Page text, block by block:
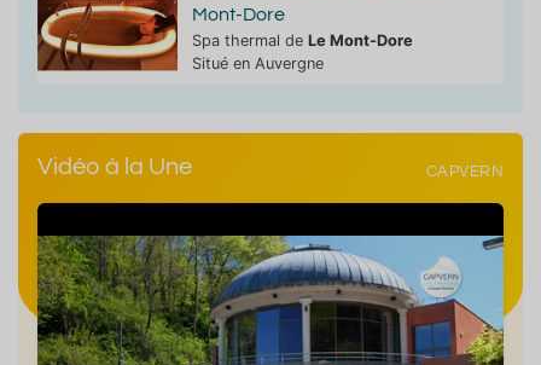
Mont-Dore
Spa thermal de Le Mont-Dore
Situé en Auvergne
Vidéo à la Une CAPVERN